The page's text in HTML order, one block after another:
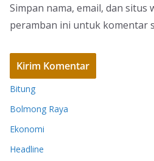
Simpan nama, email, dan situs
peramban ini untuk komentar
Bitung
Bolmong Raya
Ekonomi
Headline